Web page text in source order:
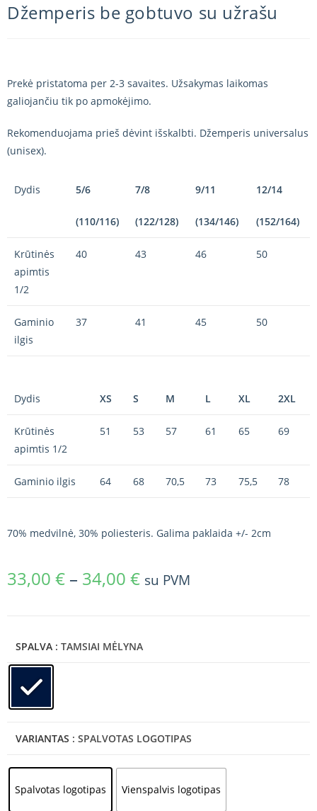
Džemperis be gobtuvo su užrašu
Prekė pristatoma per 2-3 savaites. Užsakymas laikomas
galiojančiu tik po apmokėjimo.
Rekomenduojama prieš dėvint išskalbti. Džemperis universalus
(unisex).
Dydis 5/6
(110/116)
7/8
(122/128)
9/11
(134/146)
12/14
(152/164)
Krūtinės
apimtis
1/2
40 43 46 50
Gaminio
ilgis
37 41 45 50
Dydis XS S M L XL 2XL
Krūtinės
apimtis 1/2
51 53 57 61 65 69
Gaminio ilgis 64 68 70,5 73 75,5 78
70% medvilnė, 30% poliesteris. Galima paklaida +/- 2cm
33,00 € – 34,00 € su PVM
SPALVA : TAMSIAI MĖLYNA
VARIANTAS : SPALVOTAS LOGOTIPAS
Spalvotas logotipas Vienspalvis logotipas